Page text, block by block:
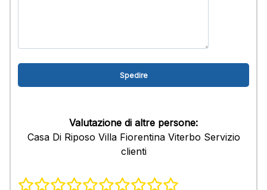
Valutazione di altre persone:
Casa Di Riposo Villa Fiorentina Viterbo Servizio
clienti